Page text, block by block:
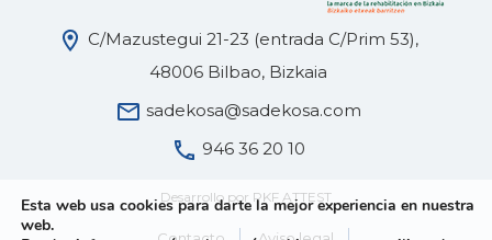
C/Mazustegui 21-23 (entrada C/Prim 53),
48006 Bilbao, Bizkaia
sadekosa@sadekosa.com
946 36 20 10
Desarrollo por PKF ATTEST
Esta web usa cookies para darte la mejor experiencia en nuestra
web.